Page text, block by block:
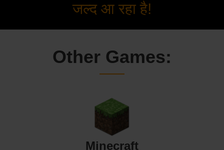
जल्द आ रहा है!
Other Games:
Minecraft